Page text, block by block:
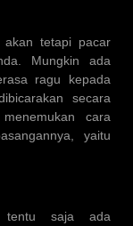
akan tetapi pacar
Mungkin ada
ragu kepada
secara
cara
yaitu
tentu saja ada